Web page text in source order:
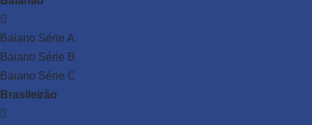
Baiano Série A
Baiano Série B
Baiano Série C
Brasileirão